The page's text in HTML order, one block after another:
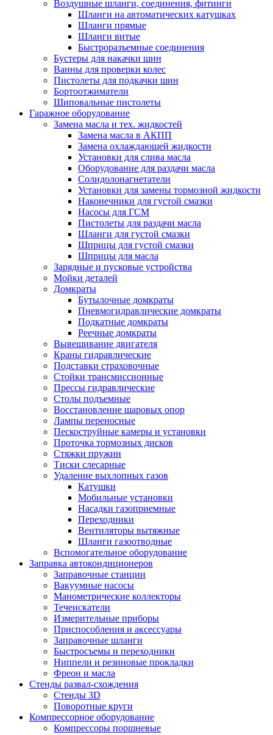
Воздушные шланги, соединения, фитинги
Шланги на автоматических катушках
Шланги прямые
Шланги витые
Быстроразъемные соединения
Бустеры для накачки шин
Ванны для проверки колес
Пистолеты для подкачки шин
Бортоотжиматели
Шиповальные пистолеты
Гаражное оборудование
Замена масла и тех. жидкостей
Замена масла в АКПП
Замена охлаждающей жидкости
Установки для слива масла
Оборудование для раздачи масла
Солидолонагнетатели
Установки для замены тормозной жидкости
Наконечники для густой смазки
Насосы для ГСМ
Пистолеты для раздачи масла
Шланги для густой смазки
Шприцы для густой смазки
Шприцы для масла
Зарядные и пусковые устройства
Мойки деталей
Домкраты
Бутылочные домкраты
Пневмогидравлические домкраты
Подкатные домкраты
Реечные домкраты
Вывешивание двигателя
Краны гидравлические
Подставки страховочные
Стойки трансмиссионные
Прессы гидравлические
Столы подъемные
Восстановление шаровых опор
Лампы переносные
Пескоструйные камеры и установки
Проточка тормозных дисков
Стяжки пружин
Тиски слесарные
Удаление выхлопных газов
Катушки
Мобильные установки
Насадки газоприемные
Переходники
Вентиляторы вытяжные
Шланги газоотводные
Вспомогательное оборудование
Заправка автокондиционеров
Заправочные станции
Вакуумные насосы
Манометрические коллекторы
Течеискатели
Измерительные приборы
Приспособления и аксессуары
Заправочные шланги
Быстросъемы и переходники
Ниппели и резиновые прокладки
Фреон и масла
Стенды развал-схождения
Стенды 3D
Поворотные круги
Компрессорное оборудование
Компрессоры поршневые